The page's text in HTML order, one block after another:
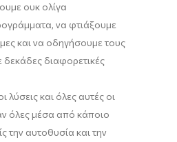
ουκ ολίγα
να φτιάξουμε
και να οδηγήσουμε τους
δεκάδες διαφορετικές
λύσεις και όλες αυτές οι
όλες μέσα από κάποιο
την αυτοθυσία και την